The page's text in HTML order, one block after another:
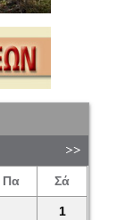
Πα Σά
1